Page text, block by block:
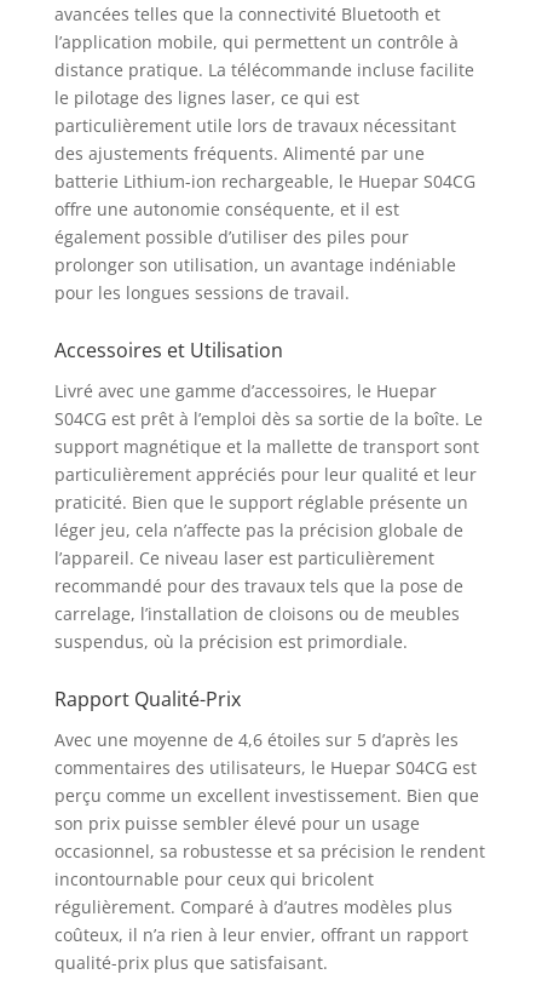
avancées telles que la connectivité Bluetooth et
l’application mobile, qui permettent un contrôle à
distance pratique. La télécommande incluse facilite
le pilotage des lignes laser, ce qui est
particulièrement utile lors de travaux nécessitant
des ajustements fréquents. Alimenté par une
batterie Lithium-ion rechargeable, le Huepar S04CG
offre une autonomie conséquente, et il est
également possible d’utiliser des piles pour
prolonger son utilisation, un avantage indéniable
pour les longues sessions de travail.
Accessoires et Utilisation
Livré avec une gamme d’accessoires, le Huepar
S04CG est prêt à l’emploi dès sa sortie de la boîte. Le
support magnétique et la mallette de transport sont
particulièrement appréciés pour leur qualité et leur
praticité. Bien que le support réglable présente un
léger jeu, cela n’affecte pas la précision globale de
l’appareil. Ce niveau laser est particulièrement
recommandé pour des travaux tels que la pose de
carrelage, l’installation de cloisons ou de meubles
suspendus, où la précision est primordiale.
Rapport Qualité-Prix
Avec une moyenne de 4,6 étoiles sur 5 d’après les
commentaires des utilisateurs, le Huepar S04CG est
perçu comme un excellent investissement. Bien que
son prix puisse sembler élevé pour un usage
occasionnel, sa robustesse et sa précision le rendent
incontournable pour ceux qui bricolent
régulièrement. Comparé à d’autres modèles plus
coûteux, il n’a rien à leur envier, offrant un rapport
qualité-prix plus que satisfaisant.